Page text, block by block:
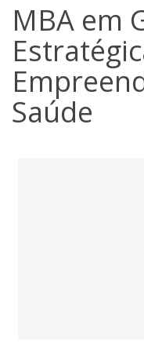
MBA em
Saúde